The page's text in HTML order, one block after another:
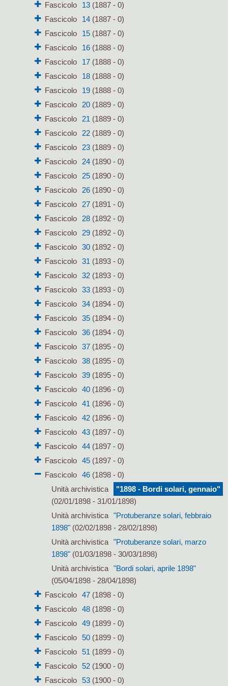
Fascicolo
13(1887 - 0)
Fascicolo
14(1887 - 0)
Fascicolo
15(1887 - 0)
Fascicolo
16(1888 - 0)
Fascicolo
17(1888 - 0)
Fascicolo
18(1888 - 0)
Fascicolo
19(1888 - 0)
Fascicolo
20(1889 - 0)
Fascicolo
21 (1889 - 0)
Fascicolo
22(1889 - 0)
Fascicolo
23(1889 - 0)
Fascicolo
24(1890 - 0)
Fascicolo
25(1890 - 0)
Fascicolo
26(1890 - 0)
Fascicolo
27(1891 - 0)
Fascicolo
28(1892 - 0)
Fascicolo
29(1892 - 0)
Fascicolo
30(1892 - 0)
Fascicolo
31 (1893 - 0)
Fascicolo
32(1893 - 0)
Fascicolo
33(1893 - 0)
Fascicolo
34(1894 - 0)
Fascicolo
35(1894 - 0)
Fascicolo
36(1894 - 0)
Fascicolo
37(1895 - 0)
Fascicolo
38(1895 - 0)
Fascicolo
39(1895 - 0)
Fascicolo
40(1896 - 0)
Fascicolo
41 (1896 - 0)
Fascicolo
42(1896 - 0)
Fascicolo
43(1897 - 0)
Fascicolo
44(1897 - 0)
Fascicolo
45(1897 - 0)
Fascicolo
46(1898 - 0)
Unità archivistica
"1898 - Bordi solari, gennaio"
(02/01/1898 - 31/01/1898)
Unità archivistica "Protuberanze solari, febbraio
1898"(02/02/1898 - 28/02/1898)
Unità archivistica "Protuberanze solari, marzo
1898"(01/03/1898 - 30/03/1898)
Unità archivistica "Bordi solari, aprile 1898"
(05/04/1898 - 28/04/1898)
Fascicolo
47(1898 - 0)
Fascicolo
48(1898 - 0)
Fascicolo
49(1899 - 0)
Fascicolo
50(1899 - 0)
Fascicolo
51 (1899 - 0)
Fascicolo
52(1900 - 0)
Fascicolo
53(1900 - 0)